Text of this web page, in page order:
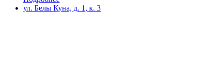
ул. Белы Куна, д. 1, к. 3